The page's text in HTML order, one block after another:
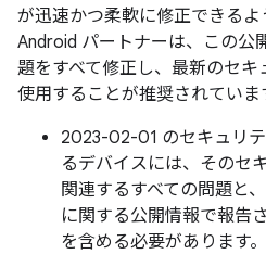
が迅速かつ柔軟に修正できるよ
Android パートナーは、この公
題をすべて修正し、最新のセキ
使用することが推奨されていま
2023-02-01 のセキュリ
るデバイスには、そのセ
関連するすべての問題と
に関する公開情報で報告
を含める必要があります。